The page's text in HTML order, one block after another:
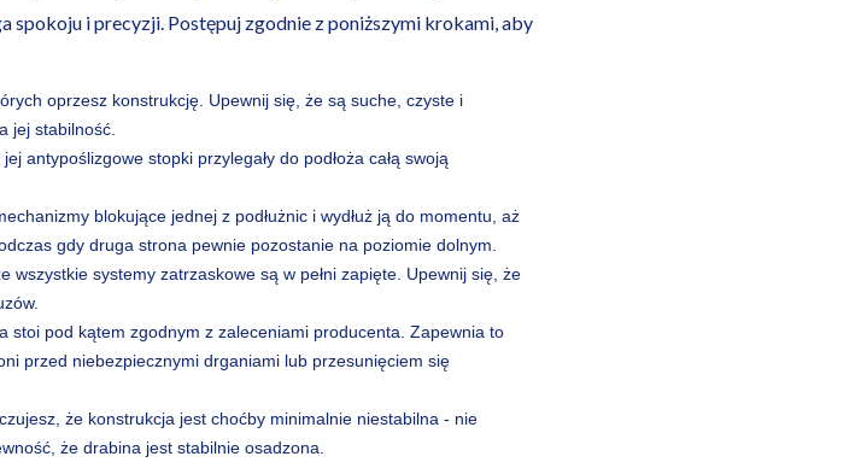
spokoju i precyzji. Postępuj zgodnie z poniższymi krokami, aby
oprzesz konstrukcję. Upewnij się, że są suche, czyste i
jej stabilność.
antypoślizgowe stopki przylegały do podłoża całą swoją
blokujące jednej z podłużnic i wydłuż ją do momentu, aż
gdy druga strona pewnie pozostanie na poziomie dolnym.
wszystkie systemy zatrzaskowe są w pełni zapięte. Upewnij się, że
stoi pod kątem zgodnym z zaleceniami producenta. Zapewnia to
przed niebezpiecznymi drganiami lub przesunięciem się
że konstrukcja jest choćby minimalnie niestabilna - nie
że drabina jest stabilnie osadzona.